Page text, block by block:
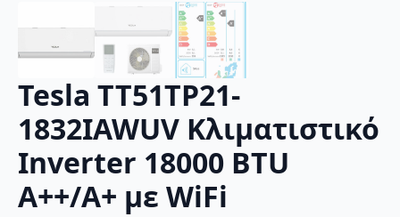
Tesla TT51TP21-
1832IAWUV Κλιματιστικό
Inverter 18000 BTU
A++/A+ με WiFi